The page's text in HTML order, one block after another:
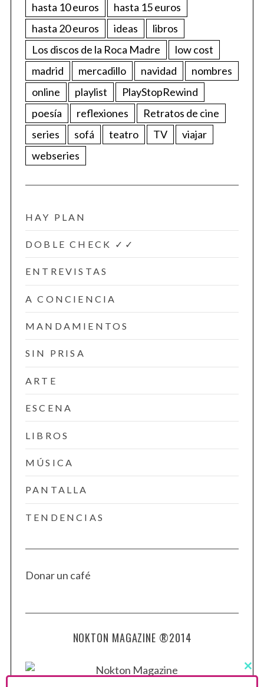
hasta 10 euros
hasta 15 euros
hasta 20 euros
ideas
libros
Los discos de la Roca Madre
low cost
madrid
mercadillo navidad
nombres
online
playlist
PlayStopRewind
poesía
reflexiones
Retratos de cine
series
sofá teatro TV
viajar
webseries
HAY PLAN
DOBLE CHECK ✓✓
ENTREVISTAS
A CONCIENCIA
MANDAMIENTOS
SIN PRISA
ARTE
ESCENA
LIBROS
MÚSICA
PANTALLA
TENDENCIAS
Donar un café
NOKTON MAGAZINE ®2014